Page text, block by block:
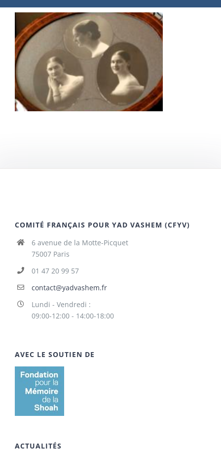
COMITÉ FRANÇAIS POUR YAD VASHEM (CFYV)
6 avenue de la Motte-Picquet
75007 Paris
01 47 20 99 57
contact@yadvashem.fr
Lundi - Vendredi :
09:00-12:00 - 14:00-18:00
AVEC LE SOUTIEN DE
ACTUALITÉS